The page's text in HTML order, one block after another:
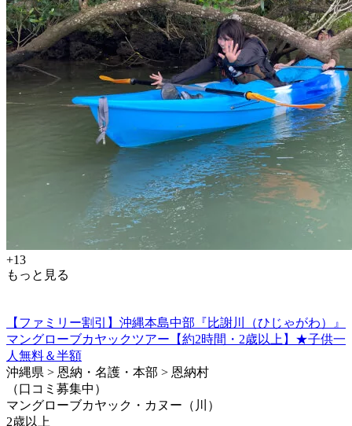
+13
もっと見る
【ファミリー割引】沖縄本島中部『比謝川（ひじゃがわ）』
マングローブカヤックツアー【約2時間・2歳以上】★子供一
人無料＆半額
沖縄県 > 恩納・名護・本部 > 恩納村
（口コミ募集中）
マングローブカヤック・カヌー（川）
2歳以上